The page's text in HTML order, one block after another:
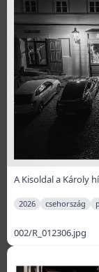
A Kisoldal a Károly
2026 csehország
002/R_012306.jpg